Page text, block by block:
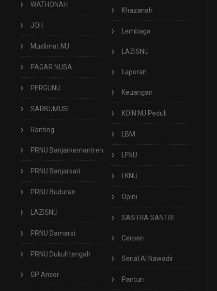
WATHONAH
JQH
Muslimat NU
PAGAR NUSA
PERGUNU
SARBUMUSI
Ranting
PRNU Banjarkemantren
PRNU Banjarsari
PRNU Buduran
LAZISNU
PRNU Damarsi
PRNU Dukuhtengah
GP Ansor
Khazanah
Lembaga
LAZISNU
Laporan
Keuangan
KOIN NU Peduli
LBM
LFNU
LKNU
Opini
SASTRA SANTRI
Cerpen
Serial Al Nawadir
Pantun